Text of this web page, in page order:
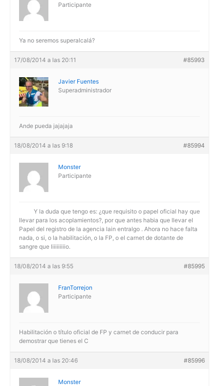
Participante
Ya no seremos superalcalá?
17/08/2014 a las 20:11 #85993
Javier Fuentes
Superadministrador
Ande pueda jajajaja
18/08/2014 a las 9:18 #85994
Monster
Participante
Y la duda que tengo es: ¿que requisito o papel oficial hay que
llevar para los acoplamientos?, por que antes habia que llevar el
Papel del registro de la agencia lain entralgo . Ahora no hace falta
nada, o si, o la habilitación, o la FP, o el carnet de dotante de
sangre que liiiiiiiiio.
18/08/2014 a las 9:55 #85995
FranTorrejon
Participante
Habilitación o título oficial de FP y carnet de conducir para
demostrar que tienes el C
18/08/2014 a las 20:46 #85996
Monster